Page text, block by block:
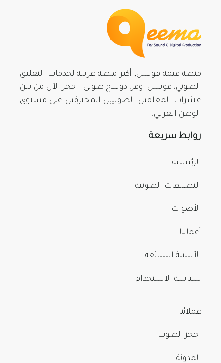
منصة قيمة فويس, أكبر منصة عربية لخدمات التعليق
الصوتي، فويس اوفر، دوبلاج صوتي. احجز الآن من بينِ
عشرات المعلقين الصوتيين المحترفين على مستوى
الوطن العربي.
روابط سريعة
الرئيسية
التصنيفات الصوتية
الأصوات
أعمالنا
الأسئلة الشائعة
سياسة الاستخدام
عملائنا
احجز الصوت
المدونة